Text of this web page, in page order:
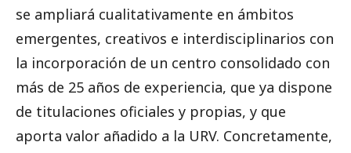
se ampliará cualitativamente en ámbitos
emergentes, creativos e interdisciplinarios con
la incorporación de un centro consolidado con
más de 25 años de experiencia, que ya dispone
de titulaciones oficiales y propias, y que
aporta valor añadido a la URV. Concretamente,